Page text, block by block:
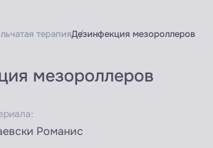
терапияДезинфекция мезороллеров
мезороллеров
Романис